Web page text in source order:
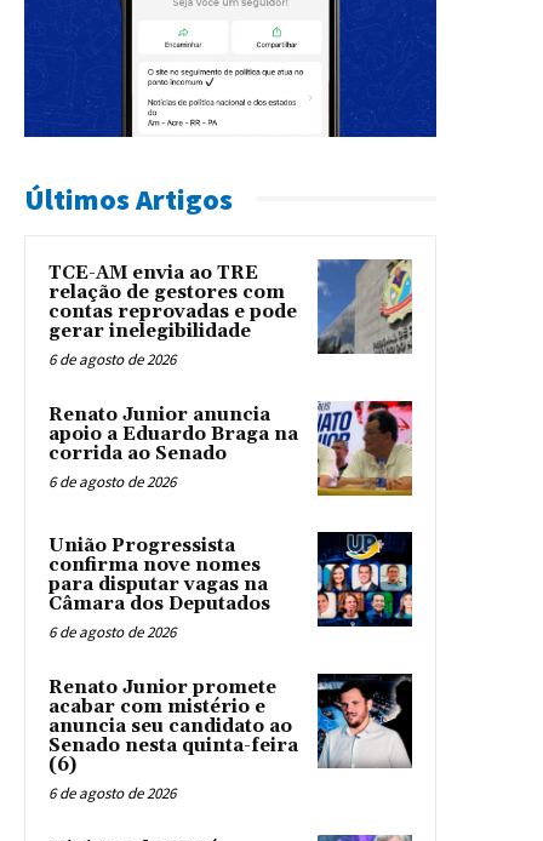
Últimos Artigos
TCE-AM envia ao TRE
relação de gestores com
contas reprovadas e pode
gerar inelegibilidade
6 de agosto de 2026
Renato Junior anuncia
apoio a Eduardo Braga na
corrida ao Senado
6 de agosto de 2026
União Progressista
confirma nove nomes
para disputar vagas na
Câmara dos Deputados
6 de agosto de 2026
Renato Junior promete
acabar com mistério e
anuncia seu candidato ao
Senado nesta quinta-feira
(6)
6 de agosto de 2026